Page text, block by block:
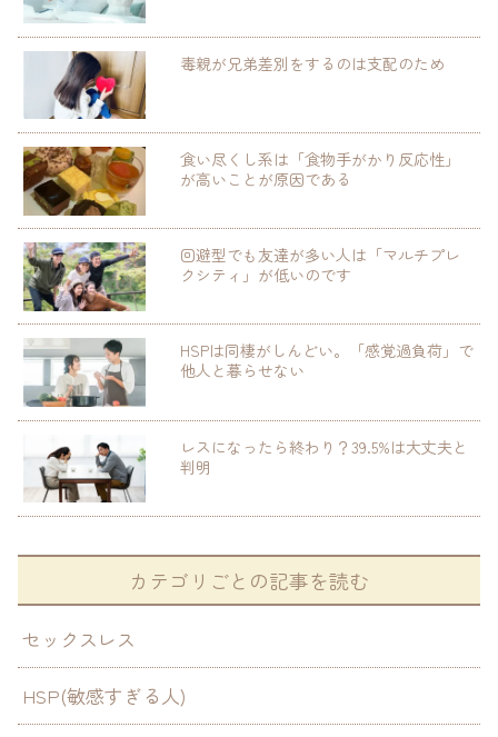
毒親が兄弟差別をするのは支配のため
食い尽くし系は「食物手がかり反応性」
が高いことが原因である
回避型でも友達が多い人は「マルチプレ
クシティ」が低いのです
HSPは同棲がしんどい。「感覚過負荷」で
他人と暮らせない
レスになったら終わり？39.5%は大丈夫と
判明
カテゴリごとの記事を読む
セックスレス
HSP(敏感すぎる人)